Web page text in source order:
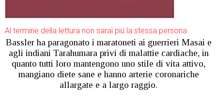
Al termine della lettura non sarai piú la stessa persona
Bassler ha paragonato i maratoneti ai guerrieri Masai e
agli indiani Tarahumara privi di malattie cardiache, in
quanto tutti loro mantengono uno stile di vita attivo,
mangiano diete sane e hanno arterie coronariche
allargate e a largo raggio.